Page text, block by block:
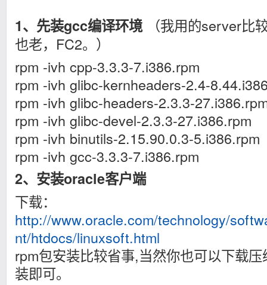
1、先装gcc编译环境（我用的server比
也老，FC2。）
rpm -ivh cpp-3.3.3-7.i386.rpm
rpm -ivh glibc-kernheaders-2.4-
rpm -ivh glibc-headers-2.3.3-
rpm -ivh glibc-devel-2.3.3-27.i386.rpm
rpm -ivh binutils-2.15.90.0.3-5.i386.rpm
rpm -ivh gcc-3.3.3-7.i386.rpm
2、安装oracle客户端
下载：
http://www.oracle.com/technology/
nt/htdocs/linuxsoft.html
rpm包安装比较省事,当然你也可以下载
装即可。